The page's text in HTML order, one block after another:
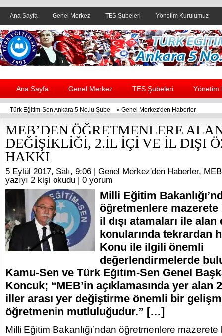
Ana Sayfa Genel Merkez TES Şubeleri Yönetim Kurulumuz
Header yanı reklam alanı
Ana Sayfa Genel Merkez TES Şubeleri Yönetim
Türk Eğitim-Sen Ankara 5 No.lu Şube » Genel Merkez'den Haberler
MEB’DEN ÖĞRETMENLERE
DEĞİŞİKLİĞİ, 2.İL İÇİ VE İL DIŞI
HAKKI
5 Eylül 2017, Salı, 9:06 | Genel Merkez'den Haberler,
yazıyı 2 kişi okudu | 0 yorum
Milli Eğitim
öğretmenlere mazerete
il dışı atamaları ile
konularında tekrardan
Konu ile ilgili önemli
değerlendirmelerde
Kamu-Sen ve Türk Eğitim-Sen Genel
Koncuk; “MEB’in açıklamasında yer alan
iller arası yer değiştirme önemli bir
öğretmenin mutluluğudur.” […]
Milli Eğitim Bakanlığı’ndan öğretmenlere mazerete